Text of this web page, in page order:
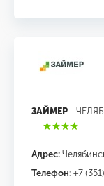
ЗАЙМЕР -
Адрес:
Телефон: +7